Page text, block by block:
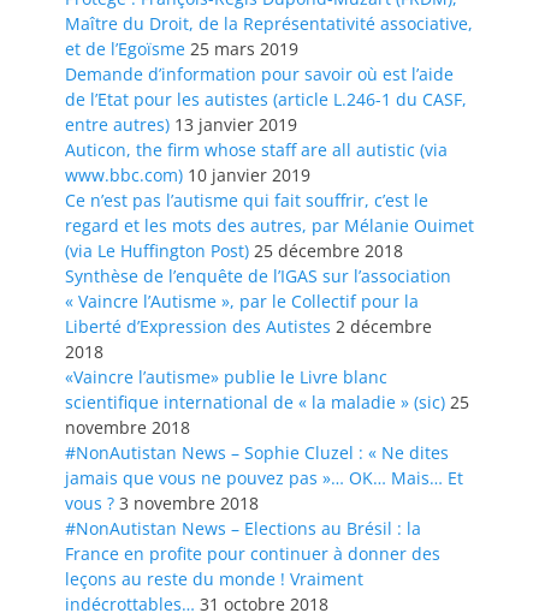
Maître du Droit, de la Représentativité associative,
et de l’Egoïsme 25 mars 2019
Demande d’information pour savoir où est l’aide
de l’Etat pour les autistes (article L.246-1 du CASF,
entre autres) 13 janvier 2019
Auticon, the firm whose staff are all autistic (via
www.bbc.com) 10 janvier 2019
Ce n’est pas l’autisme qui fait souffrir, c’est le
regard et les mots des autres, par Mélanie Ouimet
(via Le Huffington Post) 25 décembre 2018
Synthèse de l’enquête de l’IGAS sur l’association
« Vaincre l’Autisme », par le Collectif pour la
Liberté d’Expression des Autistes 2 décembre
2018
«Vaincre l’autisme» publie le Livre blanc
scientifique international de « la maladie » (sic) 25
novembre 2018
#NonAutistan News – Sophie Cluzel : « Ne dites
jamais que vous ne pouvez pas »… OK… Mais… Et
vous ? 3 novembre 2018
#NonAutistan News – Elections au Brésil : la
France en profite pour continuer à donner des
leçons au reste du monde ! Vraiment
indécrottables… 31 octobre 2018